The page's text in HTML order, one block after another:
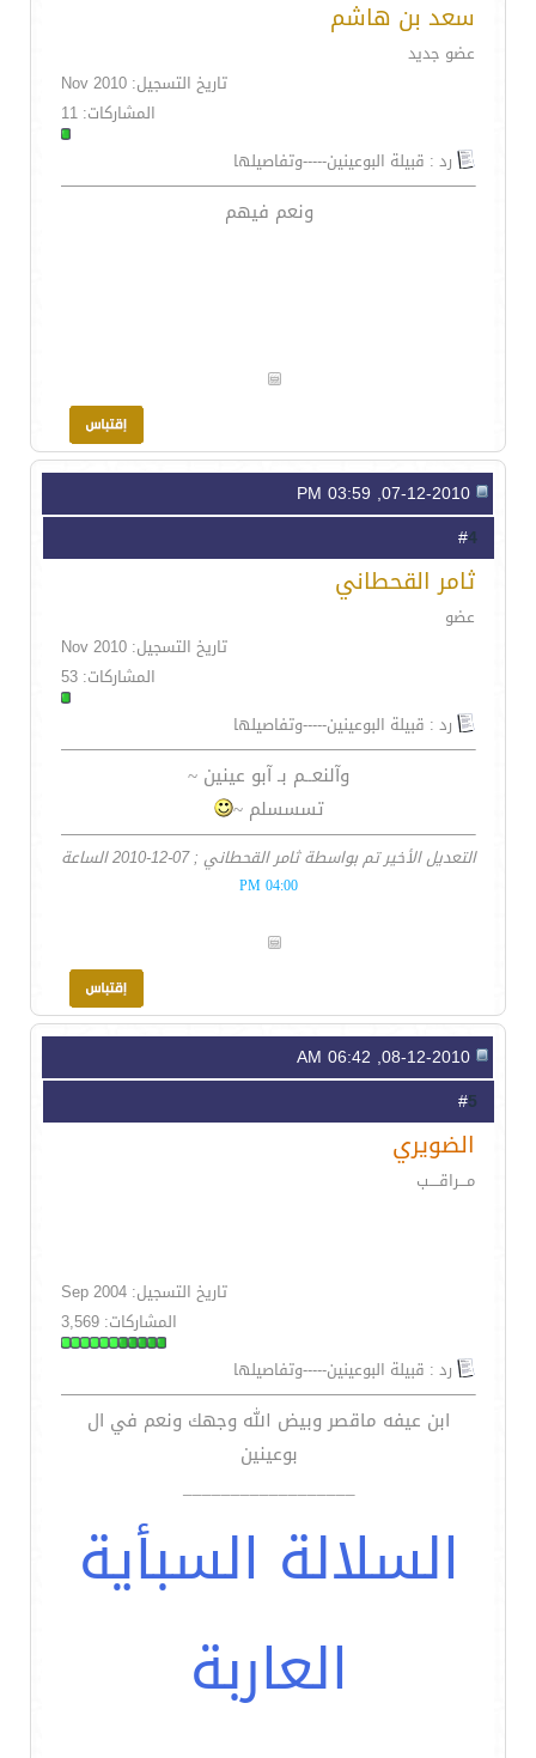
سعد بن هاشم
عضو جديد
تاريخ التسجيل: Nov 2010
المشاركات: 11
رد : قبيلة البوعينين-----وتفاصيلها
ونعم فيهم
4
ثامر القحطاني
عضو
تاريخ التسجيل: Nov 2010
المشاركات: 53
رد : قبيلة البوعينين-----وتفاصيلها
وآلنعــم بـ آبو عينين ~
تسسسلم ~
التعديل الأخير تم بواسطة ثامر القحطاني ; 07-12-2010 الساعة
04:00 PM
5
الضويري
مـــراقــــب
تاريخ التسجيل: Sep 2004
المشاركات: 3,569
رد : قبيلة البوعينين-----وتفاصيلها
ابن عيفه ماقصر وبيض الله وجهك ونعم في ال
بوعينين
__________________
السلالة السبأية
العاربة